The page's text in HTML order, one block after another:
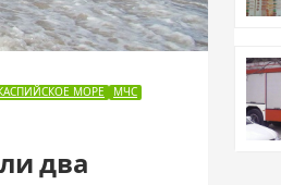
МОРЕ
МЧС
два